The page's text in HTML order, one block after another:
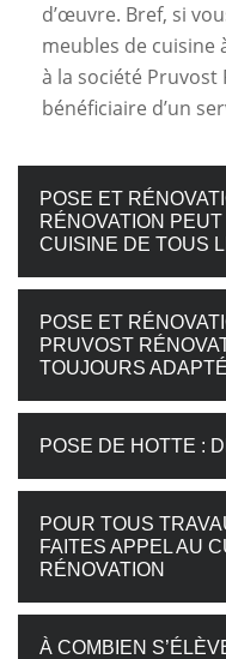
d’œuvre. Bref, si
meubles de cuisine
à la société Pruvost
bénéficiaire d’un
POSE ET
RÉNOVATION
CUISINE DE TOUS
POSE ET
PRUVOST
TOUJOURS
POSE DE HOTTE :
POUR TOUS
FAITES APPEL AU
RÉNOVATION
À COMBIEN